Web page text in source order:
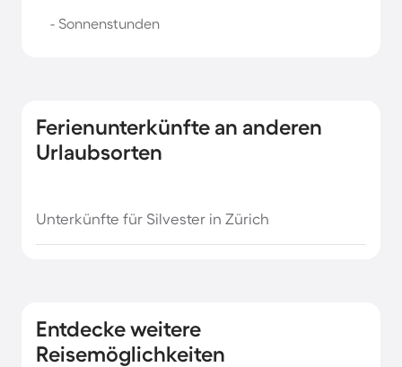
- Sonnenstunden
Ferienunterkünfte an anderen
Urlaubsorten
Unterkünfte für Silvester in Zürich
Entdecke weitere
Reisemöglichkeiten